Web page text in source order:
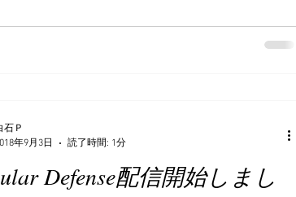
Defense配信開始しまし
石Ｐ
年9月3日
読了時間: 1分